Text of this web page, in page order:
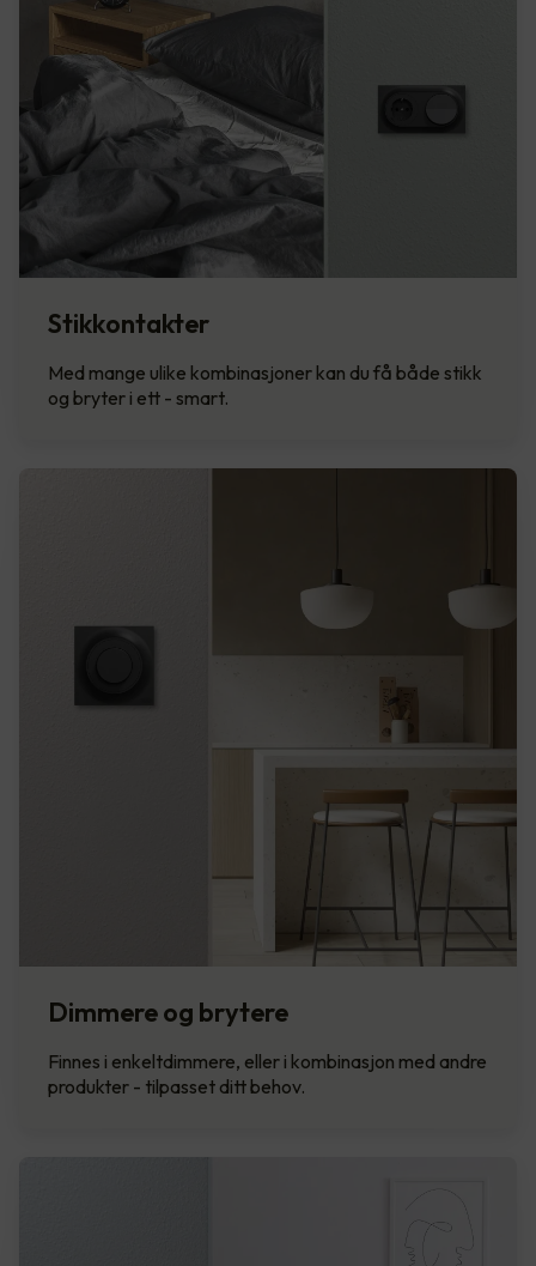
Stikkontakter
Med mange ulike kombinasjoner kan du få både stikk
og bryter i ett - smart.
Dimmere og brytere
Finnes i enkeltdimmere, eller i kombinasjon med andre
produkter - tilpasset ditt behov.